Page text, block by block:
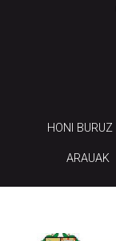
HONI BURUZ
ARAUAK